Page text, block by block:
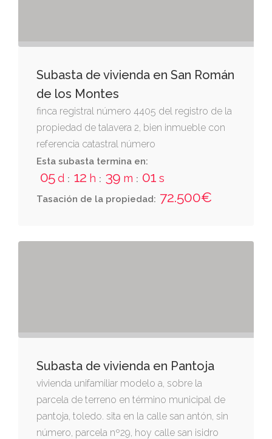
Subasta de vivienda en San Román
de los Montes
finca registral número 4405 del registro de la
propiedad de talavera 2, bien inmueble con
referencia catastral número
2471512uk5327s0001qy, municipio san román
de los montes (toledo), c/olivilla nº 9
Esta subasta termina en:
05d : 12 h : 39 m : 01 s
Tasación de la propiedad: 72.500€
Subasta de vivienda en Pantoja
vivienda unifamiliar modelo a, sobre la
parcela de terreno en término municipal de
pantoja, toledo. sita en la calle san antón, sin
número, parcela nº29, hoy calle san isidro